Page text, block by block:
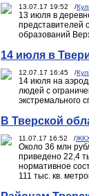
13.07.17 19:52 /
13 июля в
представителей
образований
14 июля в
12.07.17 16:45 /
14 июля на
людей с
экстремального
В Тверской
11.07.17 16:52 /
Около 36 млн
приведено 22,4
нормативное
111 тыс. кв.